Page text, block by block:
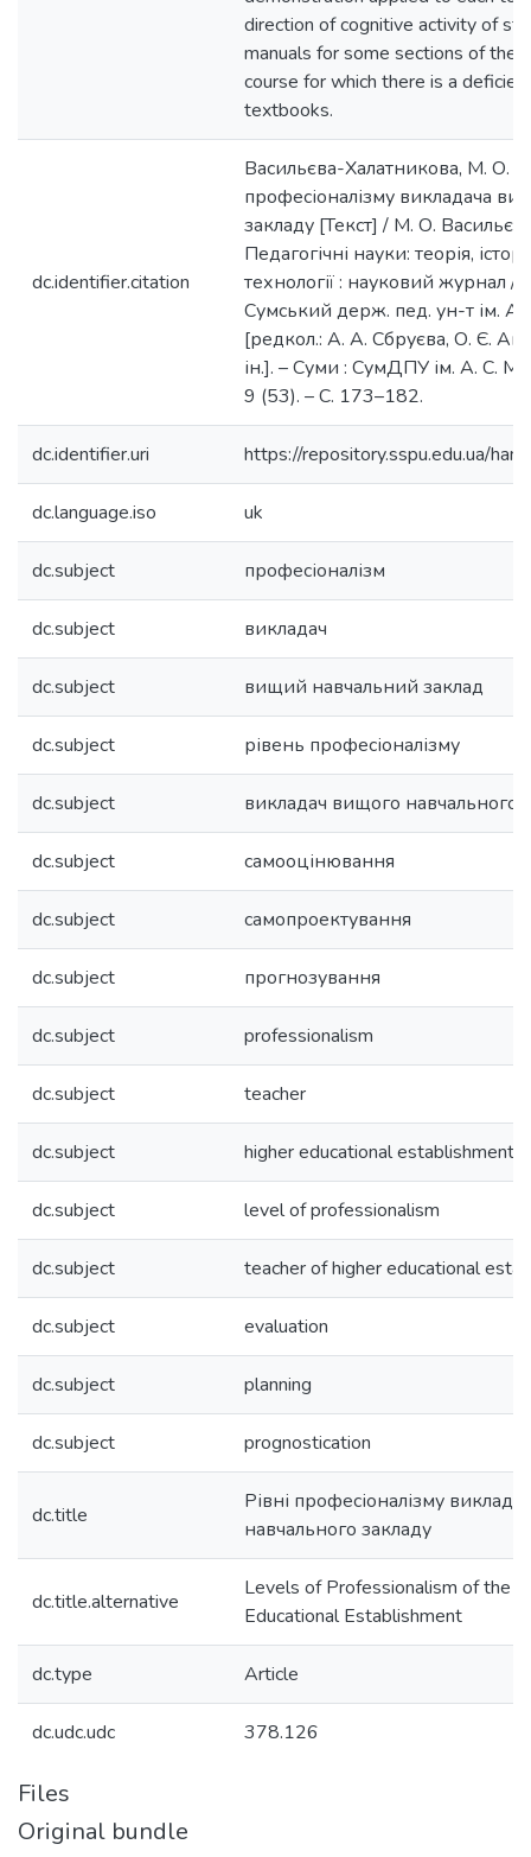
direction of cognitive activity of
manuals for some sections of the
course for which there is a
textbooks.
dc.identifier.citation
Васильєва-Халатникова, М. О.
професіоналізму викладача
закладу [Текст] / М. О.
Педагогічні науки: теорія,
технології : науковий журнал
Сумський держ. пед. ун-т ім. А.
[редкол.: А. А. Сбруєва, О. Є.
ін.]. – Суми : СумДПУ ім. А. С.
9 (53). – С. 173–182.
dc.identifier.uri https://repository.sspu.edu.ua/
dc.language.iso uk
dc.subject професіоналізм
dc.subject викладач
dc.subject вищий навчальний заклад
dc.subject рівень професіоналізму
dc.subject викладач вищого навчального
dc.subject самооцінювання
dc.subject самопроектування
dc.subject прогнозування
dc.subject professionalism
dc.subject teacher
dc.subject higher educational establishment
dc.subject level of professionalism
dc.subject teacher of higher educational
dc.subject evaluation
dc.subject planning
dc.subject prognostication
dc.title
Рівні професіоналізму
навчального закладу
dc.title.alternative
Levels of Professionalism of the
Educational Establishment
dc.type Article
dc.udc.udc 378.126
Files
Original bundle